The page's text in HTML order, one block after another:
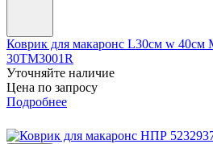
Коврик для макаронс L30см w
30TM3001R
Уточняйте наличие
Цена по запросу
Подробнее